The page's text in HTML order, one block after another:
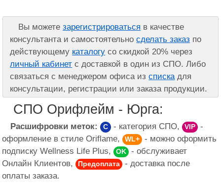
Вы можетезарегистрироваться в качестве
консультанта и самостоятельносделать заказ по
действующему каталогу со скидкой 20% через
личный кабинет с доставкой в один из СПО. Либо
связаться с менеджером офиса изспискадля
консультации, регистрации или заказа продукции.
СПО Орифлейм - Юрга:
Расшифровки меток: C - категория СПО, VIP
-
оформление в стиле Oriflame, WL+
- можно оформить
подписку Wellness Life Plus, OK
- обслуживает
Онлайн Клиентов, Предоплата
- доставка после
оплаты заказа.